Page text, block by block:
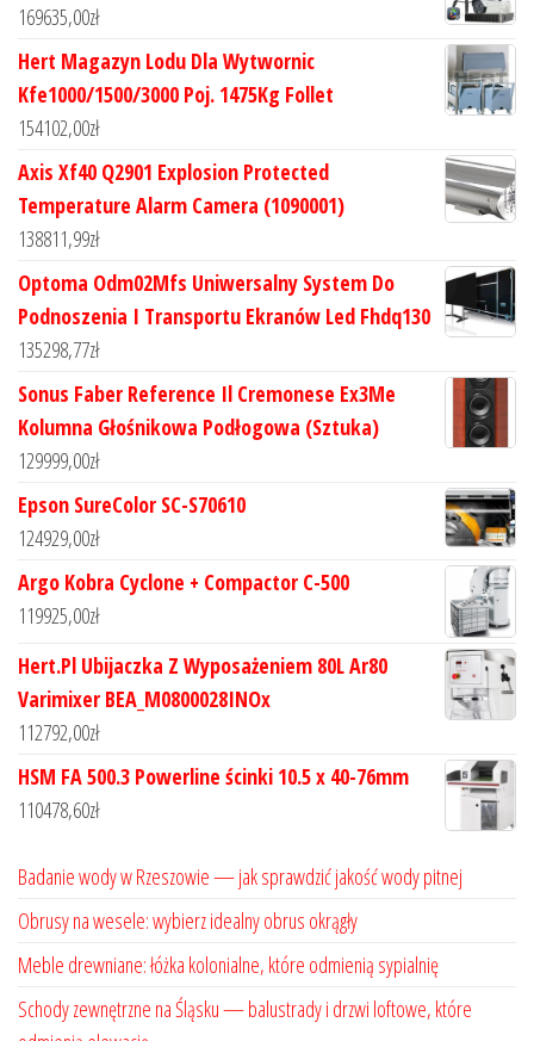
169635,00zł
Hert Magazyn Lodu Dla Wytwornic
Kfe1000/1500/3000 Poj. 1475Kg Follet
154102,00zł
Axis Xf40 Q2901 Explosion Protected
Temperature Alarm Camera (1090001)
138811,99zł
Optoma Odm02Mfs Uniwersalny System Do
Podnoszenia I Transportu Ekranów Led Fhdq130
135298,77zł
Sonus Faber Reference Il Cremonese Ex3Me
Kolumna Głośnikowa Podłogowa (Sztuka)
129999,00zł
Epson SureColor SC-S70610
124929,00zł
Argo Kobra Cyclone + Compactor C-500
119925,00zł
Hert.Pl Ubijaczka Z Wyposażeniem 80L Ar80
Varimixer BEA_M0800028INOx
112792,00zł
HSM FA 500.3 Powerline ścinki 10.5 x 40-76mm
110478,60zł
Badanie wody w Rzeszowie — jak sprawdzić jakość wody pitnej
Obrusy na wesele: wybierz idealny obrus okrągły
Meble drewniane: łóżka kolonialne, które odmienią sypialnię
Schody zewnętrzne na Śląsku — balustrady i drzwi loftowe, które